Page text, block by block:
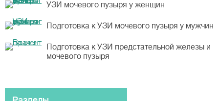
УЗИ мочевого пузыря у женщин
Подготовка к УЗИ мочевого пузыря у мужчин
Подготовка к УЗИ предстательной железы и
мочевого пузыря